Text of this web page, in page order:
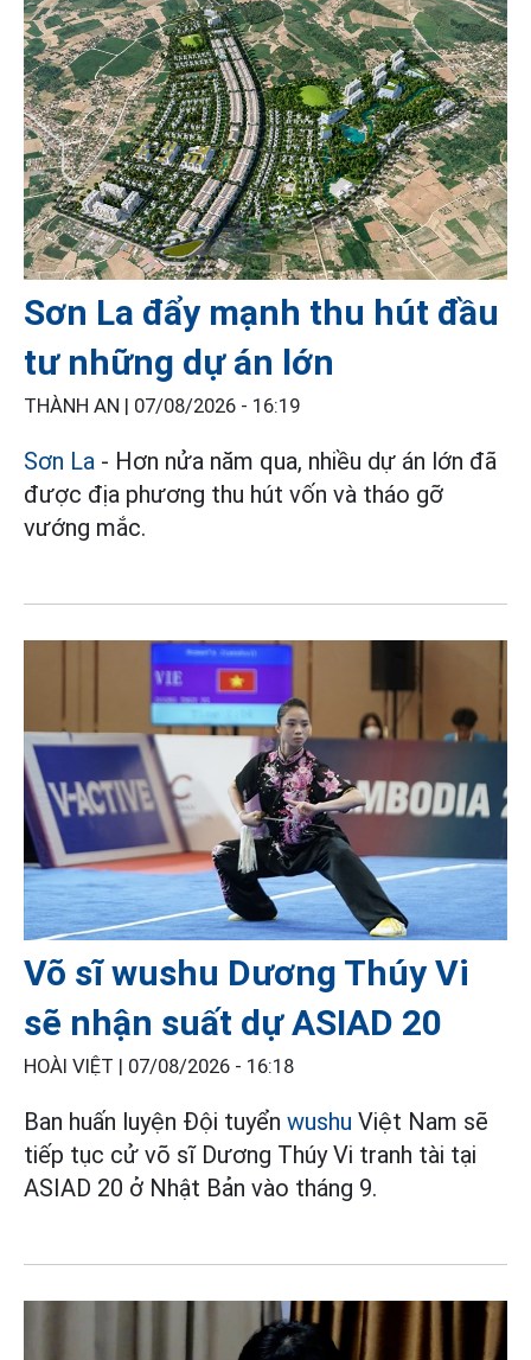
Sơn La đẩy mạnh thu hút đầu
tư những dự án lớn
THÀNH AN | 07/08/2026 - 16:19
Sơn La - Hơn nửa năm qua, nhiều dự án lớn đã
được địa phương thu hút vốn và tháo gỡ
vướng mắc.
Võ sĩ wushu Dương Thúy Vi
sẽ nhận suất dự ASIAD 20
HOÀI VIỆT | 07/08/2026 - 16:18
Ban huấn luyện Đội tuyển wushu Việt Nam sẽ
tiếp tục cử võ sĩ Dương Thúy Vi tranh tài tại
ASIAD 20 ở Nhật Bản vào tháng 9.